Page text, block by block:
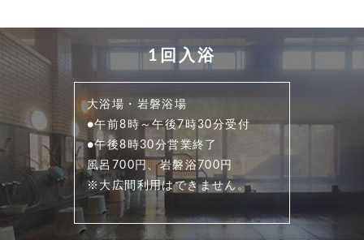
1回入浴
大浴場・岩磐浴場
●午前8時～午後7時30分受付
●午後8時30分営業終了
風呂700円、岩磐浴700円
※大広間利用はできません。